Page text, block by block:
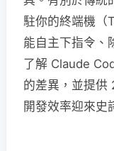
駐你的終端機（
能自主下指令、
了解 Claude
的差異，並提供
開發效率迎來史